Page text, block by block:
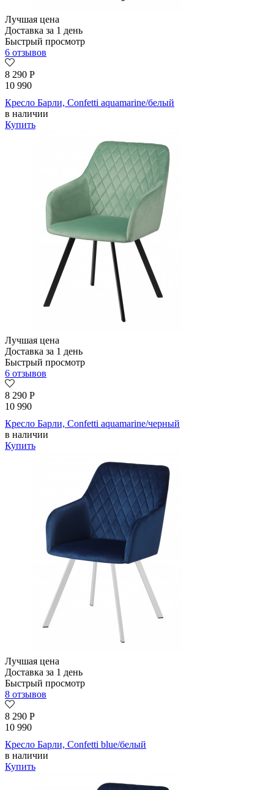
Лучшая цена
Доставка за 1 день
Быстрый просмотр
6 отзывов
8 290 Р
10 990
Кресло Барли, Confetti aquamarine/белый
в наличии
Купить
Лучшая цена
Доставка за 1 день
Быстрый просмотр
6 отзывов
8 290 Р
10 990
Кресло Барли, Confetti aquamarine/черный
в наличии
Купить
Лучшая цена
Доставка за 1 день
Быстрый просмотр
8 отзывов
8 290 Р
10 990
Кресло Барли, Confetti blue/белый
в наличии
Купить